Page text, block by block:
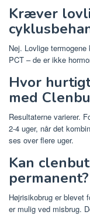
Kræver
Nej. Lovlige
PCT – de er ikke
Hvor
med
Resultaterne varierer.
2-4 uger, når det
ses over flere uger.
Kan
permanent?
Højrisikobrug er blevet
er mulig ved misbrug.